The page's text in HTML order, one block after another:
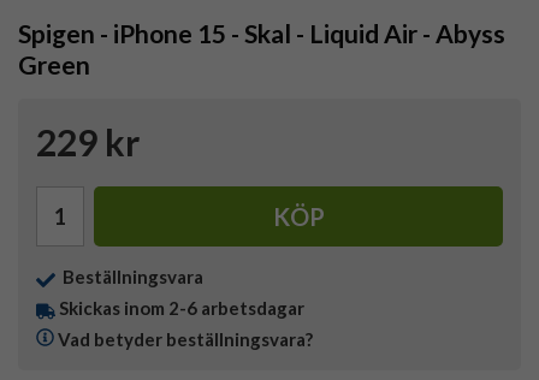
Spigen - iPhone 15 - Skal - Liquid Air - Abyss
Green
229 kr
KÖP
Beställningsvara
Skickas inom 2-6 arbetsdagar
Vad betyder beställningsvara?